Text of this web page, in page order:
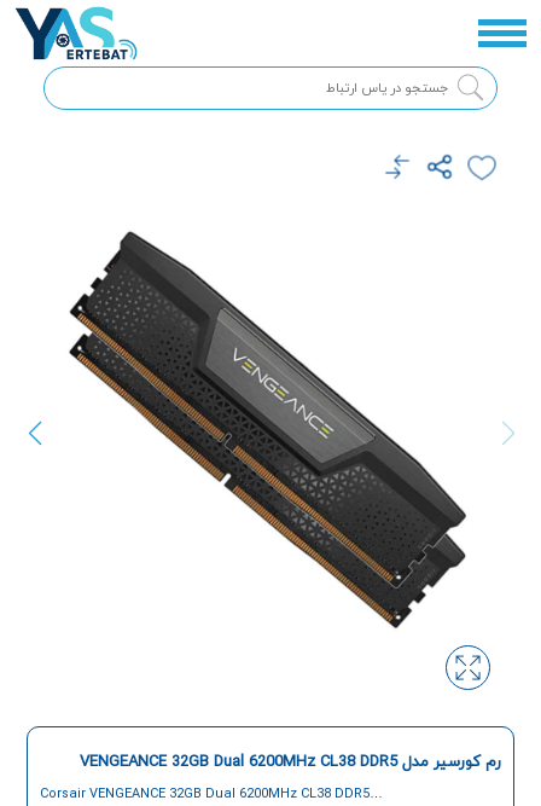
رم کورسیر مدل VENGEANCE 32GB Dual 6200MHz CL38 DDR5
Corsair VENGEANCE 32GB Dual 6200MHz CL38 DDR5